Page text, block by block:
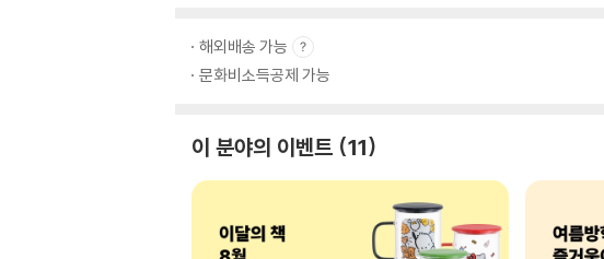
해외배송 가능
문화비소득공제 가능
이 분야의 이벤트 11